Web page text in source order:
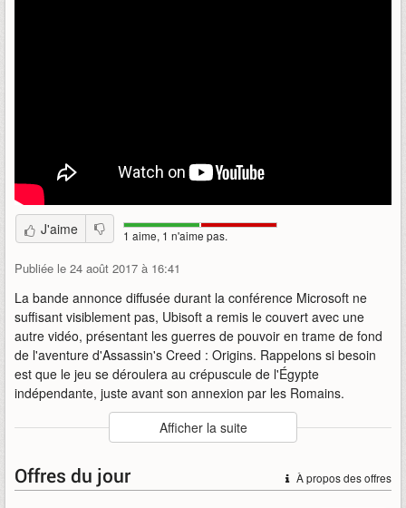
J'aime 1 aime, 1 n'aime pas.
Publiée le 24 août 2017 à 16:41
La bande annonce diffusée durant la conférence Microsoft ne
suffisant visiblement pas, Ubisoft a remis le couvert avec une
autre vidéo, présentant les guerres de pouvoir en trame de fond
de l'aventure d'Assassin's Creed : Origins. Rappelons si besoin
est que le jeu se déroulera au crépuscule de l'Égypte
indépendante, juste avant son annexion par les Romains.
Auteur
: Alandring
Mots-clefs
2017
assassins-creed
bande bande-annonce creed gamescom jeux
Afficher la suite
À propos des offres
Offres du jour